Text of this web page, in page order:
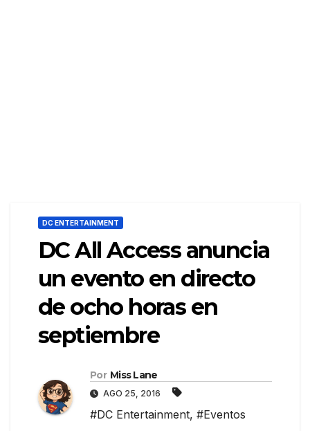
DC ENTERTAINMENT
DC All Access anuncia
un evento en directo
de ocho horas en
septiembre
Por Miss Lane
AGO 25, 2016
#DC Entertainment, #Eventos